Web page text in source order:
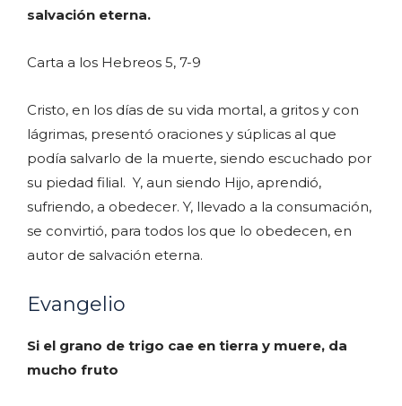
salvación eterna.
Carta a los Hebreos 5, 7-9
Cristo, en los días de su vida mortal, a gritos y con
lágrimas, presentó oraciones y súplicas al que
podía salvarlo de la muerte, siendo escuchado por
su piedad filial. Y, aun siendo Hijo, aprendió,
sufriendo, a obedecer. Y, llevado a la consumación,
se convirtió, para todos los que lo obedecen, en
autor de salvación eterna.
Evangelio
Si el grano de trigo cae en tierra y muere, da
mucho fruto